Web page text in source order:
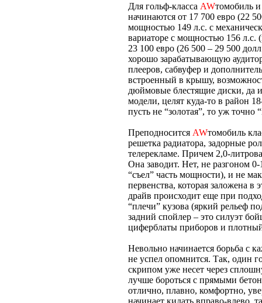
Для гольф-класса AWтомобиль
начинаются от 17 700 евро (22
мощностью 149 л.с. с
вариаторе с мощностью 156 л.с.
23 100 евро (26 500 – 29 500
хорошо зарабатывающую
плееров, сабвуфер и
встроенный в крышу,
дюймовые блестящие диски, да
модели, целят куда-то в район
пусть не “золотая”, то уж точно
Преподносится AWтомобиль
решетка радиатора, задорные
телерекламе. Причем 2,0-
Она заводит. Нет, не разгоном
“съел” часть мощности), и не
первенства, которая заложена в
драйв происходит еще при
“плечи” кузова (яркий рельеф
задний спойлер – это силуэт
циферблаты приборов и
Невольно начинается борьба с
не успел опомнится. Так, один
скрипом уже несет через
лучше бороться с прямыми
отлично, плавно, комфортно,
начинает кидать вправо-влево,